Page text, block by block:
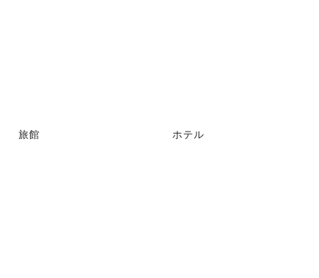
旅館 ホテル